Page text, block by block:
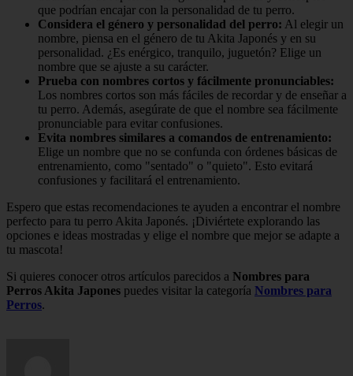
que podrían encajar con la personalidad de tu perro.
Considera el género y personalidad del perro: Al elegir un
nombre, piensa en el género de tu Akita Japonés y en su
personalidad. ¿Es enérgico, tranquilo, juguetón? Elige un
nombre que se ajuste a su carácter.
Prueba con nombres cortos y fácilmente pronunciables:
Los nombres cortos son más fáciles de recordar y de enseñar a
tu perro. Además, asegúrate de que el nombre sea fácilmente
pronunciable para evitar confusiones.
Evita nombres similares a comandos de entrenamiento:
Elige un nombre que no se confunda con órdenes básicas de
entrenamiento, como "sentado" o "quieto". Esto evitará
confusiones y facilitará el entrenamiento.
Espero que estas recomendaciones te ayuden a encontrar el nombre
perfecto para tu perro Akita Japonés. ¡Diviértete explorando las
opciones e ideas mostradas y elige el nombre que mejor se adapte a
tu mascota!
Si quieres conocer otros artículos parecidos a Nombres para
Perros Akita Japones puedes visitar la categoría Nombres para
Perros.